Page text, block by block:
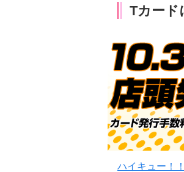
Tカード
ハイキュー！